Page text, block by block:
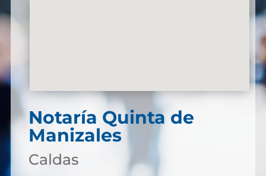
Notaría Quinta de
Manizales
Caldas